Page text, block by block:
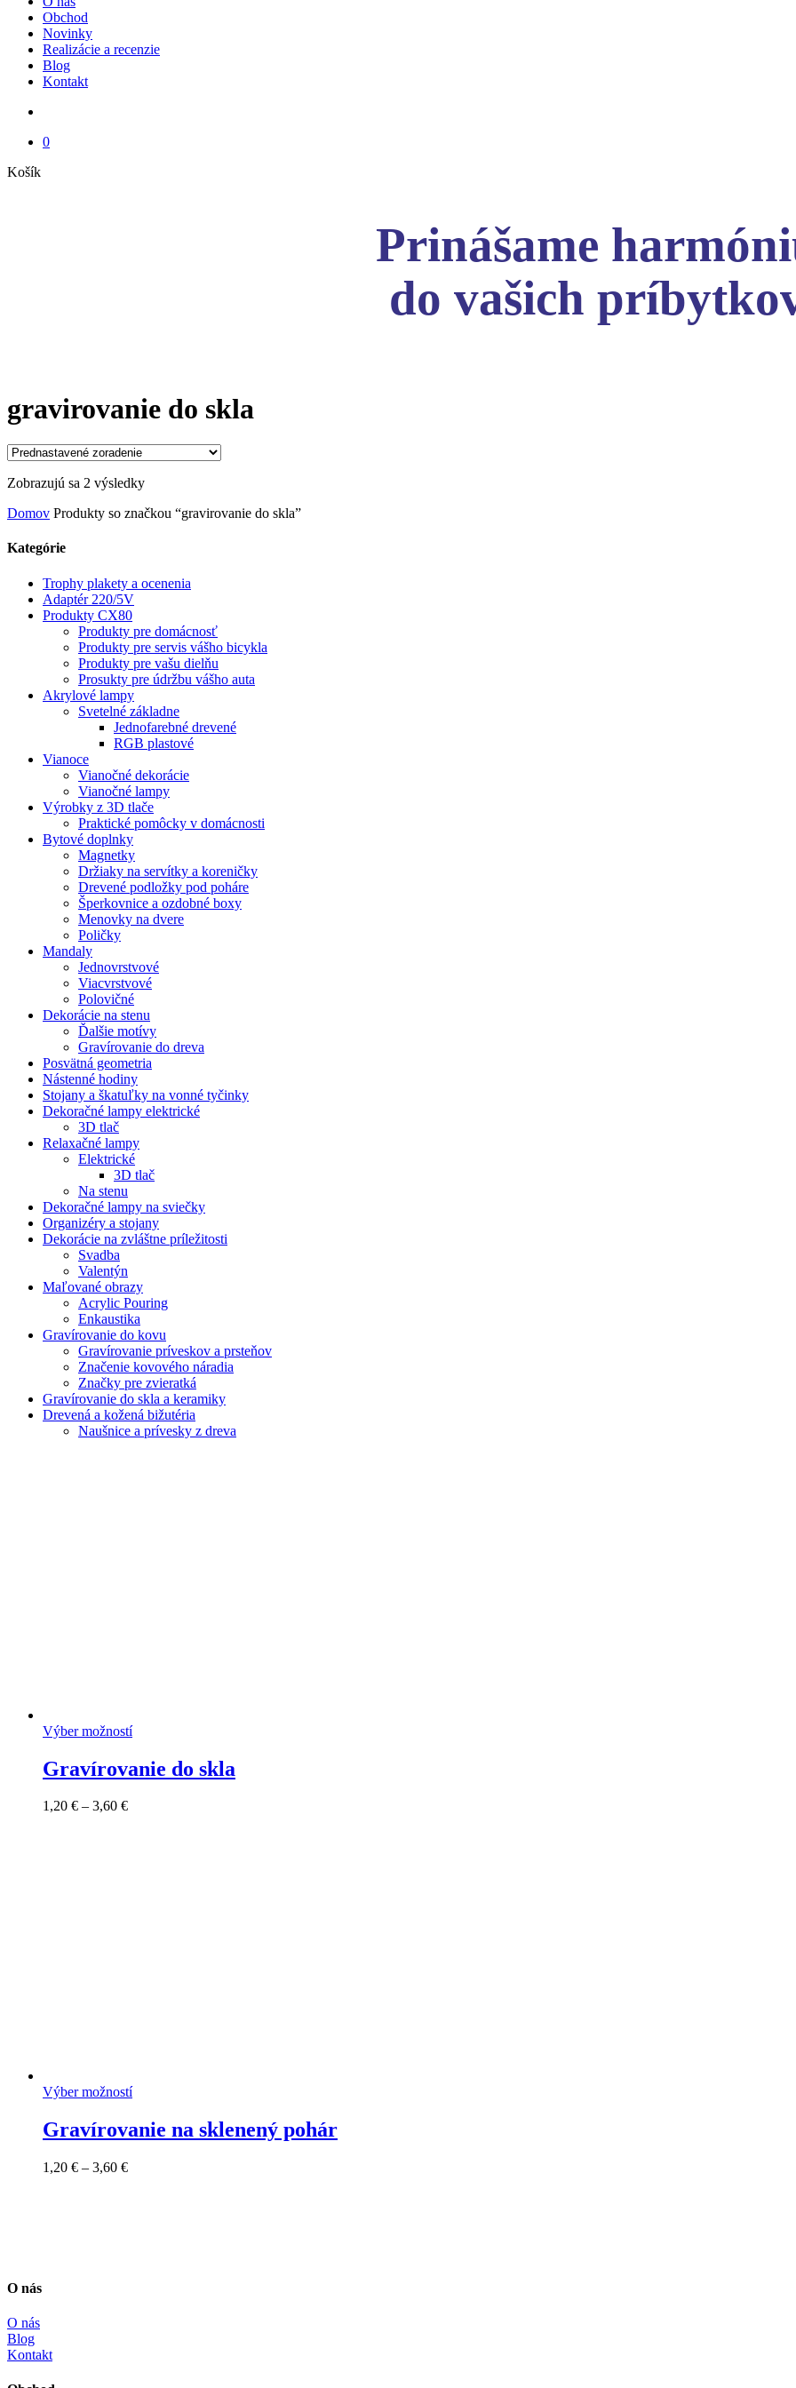
Obchod
Novinky
Realizácie a recenzie
Blog
Kontakt
0
KošíkClose
Prinášame
do vašich
gravirovanie do skla
Zobrazujú sa 2 výsledky
Domov Produkty so značkou “gravirovanie do skla”
Kategórie
Trophy plakety a ocenenia
Adaptér 220/5V
Produkty CX80
Produkty pre domácnosť
Produkty pre servis vášho bicykla
Produkty pre vašu dielňu
Prosukty pre údržbu vášho auta
Akrylové lampy
Svetelné základne
Jednofarebné drevené
RGB plastové
Vianoce
Vianočné dekorácie
Vianočné lampy
Výrobky z 3D tlače
Praktické pomôcky v domácnosti
Bytové doplnky
Magnetky
Držiaky na servítky a koreničky
Drevené podložky pod poháre
Šperkovnice a ozdobné boxy
Menovky na dvere
Poličky
Mandaly
Jednovrstvové
Viacvrstvové
Polovičné
Dekorácie na stenu
Ďalšie motívy
Gravírovanie do dreva
Posvätná geometria
Nástenné hodiny
Stojany a škatuľky na vonné tyčinky
Dekoračné lampy elektrické
3D tlač
Relaxačné lampy
Elektrické
3D tlač
Na stenu
Dekoračné lampy na sviečky
Organizéry a stojany
Dekorácie na zvláštne príležitosti
Svadba
Valentýn
Maľované obrazy
Acrylic Pouring
Enkaustika
Gravírovanie do kovu
Gravírovanie príveskov a prsteňov
Značenie kovového náradia
Značky pre zvieratká
Gravírovanie do skla a keramiky
Drevená a kožená bižutéria
Naušnice a prívesky z dreva
Výber možností
Gravírovanie do skla
1,20 € – 3,60 €Price
Výber možností
Gravírovanie na sklenený pohár
1,20 € – 3,60 €Price
O nás
O nás
Blog
Kontakt